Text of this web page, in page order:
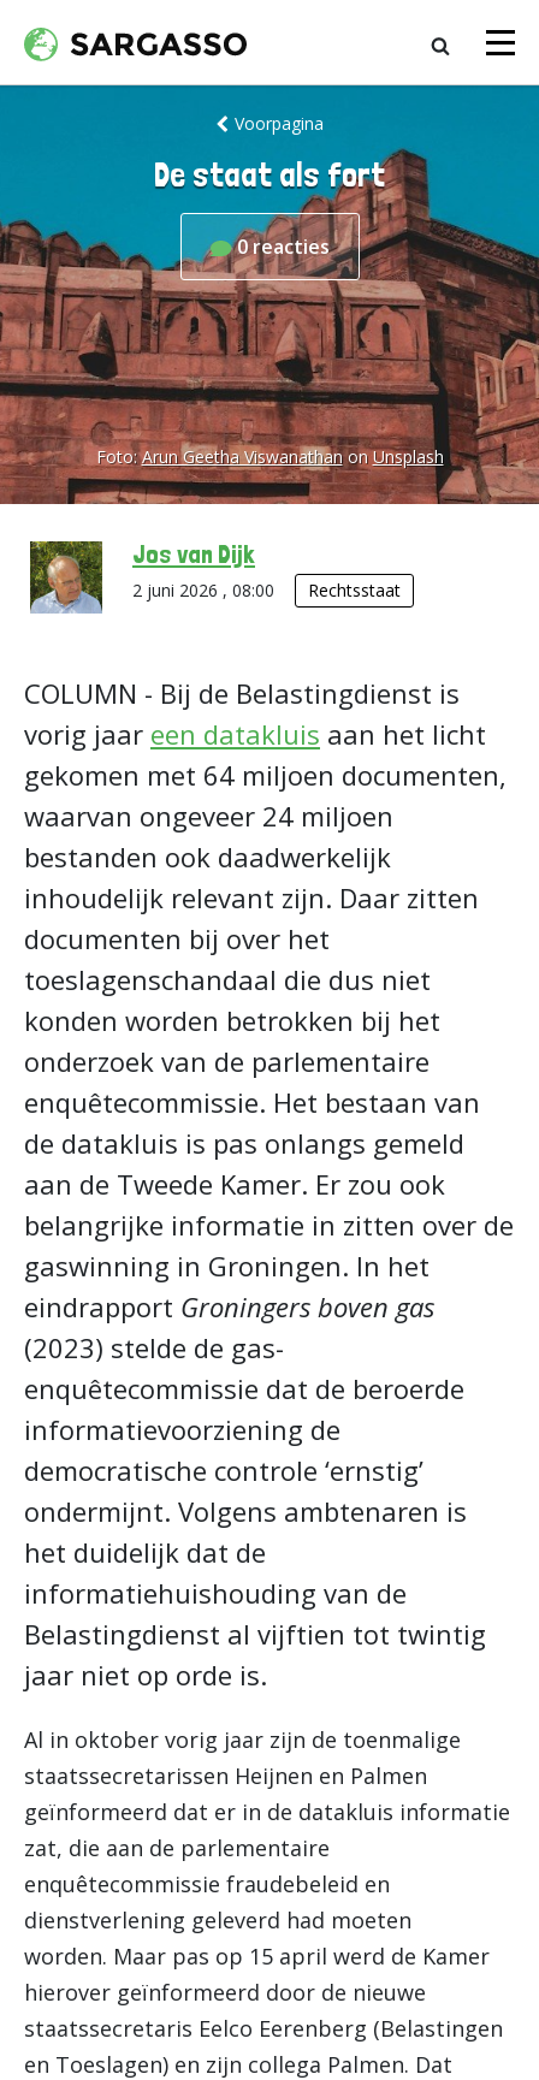
Voorpagina
De staat als fort
0reacties
Foto:Arun Geetha ViswanathanonUnsplash
Jos van Dijk
2 juni 2026 , 08:00 Rechtsstaat
COLUMN - Bij de Belastingdienst is
vorig jaar een datakluis aan het licht
gekomen met 64 miljoen documenten,
waarvan ongeveer 24 miljoen
bestanden ook daadwerkelijk
inhoudelijk relevant zijn. Daar zitten
documenten bij over het
toeslagenschandaal die dus niet
konden worden betrokken bij het
onderzoek van de parlementaire
enquêtecommissie. Het bestaan van
de datakluis is pas onlangs gemeld
aan de Tweede Kamer. Er zou ook
belangrijke informatie in zitten over de
gaswinning in Groningen. In het
eindrapport Groningers boven gas
(2023) stelde de gas-
enquêtecommissie dat de beroerde
informatievoorziening de
democratische controle ‘ernstig’
ondermijnt. Volgens ambtenaren is
het duidelijk dat de
informatiehuishouding van de
Belastingdienst al vijftien tot twintig
jaar niet op orde is.
Al in oktober vorig jaar zijn de toenmalige
staatssecretarissen Heijnen en Palmen
geïnformeerd dat er in de datakluis informatie
zat, die aan de parlementaire
enquêtecommissie fraudebeleid en
dienstverlening geleverd had moeten
worden. Maar pas op 15 april werd de Kamer
hierover geïnformeerd door de nieuwe
staatssecretaris Eelco Eerenberg (Belastingen
en Toeslagen) en zijn collega Palmen. Dat